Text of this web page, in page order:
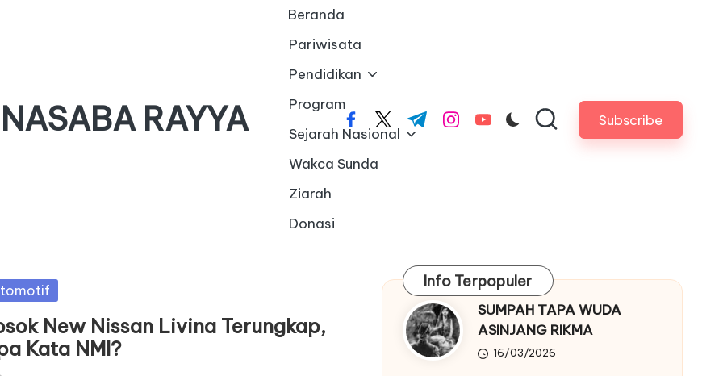
RAYYA
Beranda
Pariwisata
Pendidikan
Program
Sejarah Nasional
Wakca Sunda
Ziarah
Donasi
facebook.com
twitter.com
t.me instagram.com
youtube.com Subscribe
New Nissan Livina Terungkap,
Kata NMI?
Info Terpopuler
SUMPAH TAPA WUDA
ASINJANG RIKMA
16/03/2026